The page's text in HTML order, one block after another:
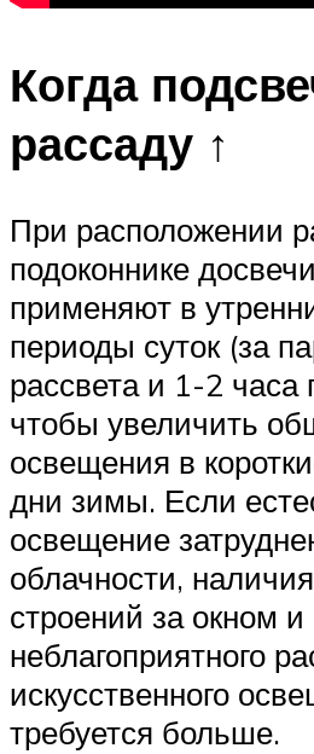
Когда
рассаду ↑
При расположении
подоконнике
применяют в
периоды суток (за
рассвета и 1-2 часа
чтобы увеличить
освещения в
дни зимы. Если
освещение
облачности,
строений за окном и
неблагоприятного
искусственного
требуется больше.